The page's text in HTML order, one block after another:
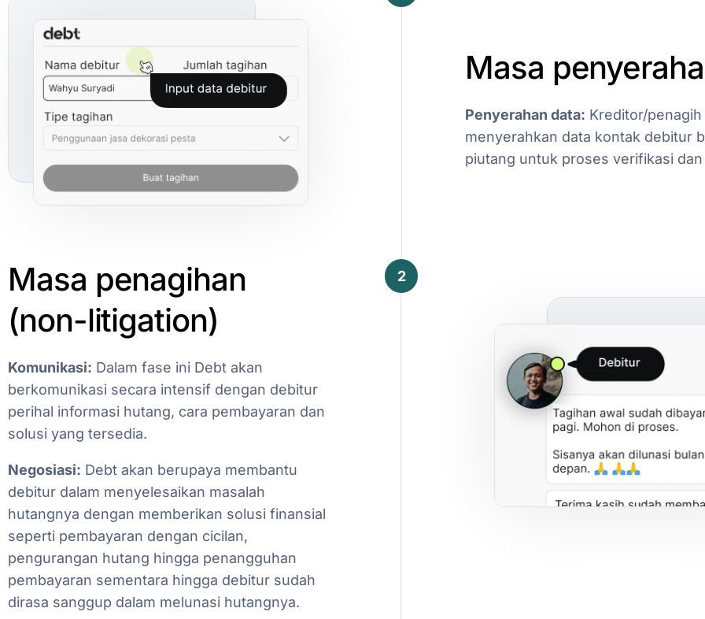
Masa
Penyerahan data: Kreditor/penagih
menyerahkan data kontak debitur
piutang untuk proses verifikasi dan
Masa penagihan
(non-litigation)
2
Komunikasi: Dalam fase ini Debt akan
berkomunikasi secara intensif dengan debitur
perihal informasi hutang, cara pembayaran dan
solusi yang tersedia.
Negosiasi: Debt akan berupaya membantu
debitur dalam menyelesaikan masalah
hutangnya dengan memberikan solusi finansial
seperti pembayaran dengan cicilan,
pengurangan hutang hingga penangguhan
pembayaran sementara hingga debitur sudah
dirasa sanggup dalam melunasi hutangnya.